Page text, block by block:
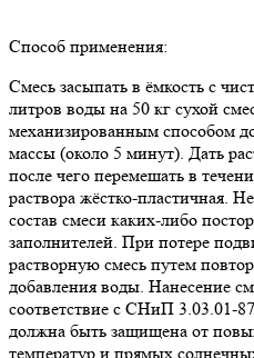
Способ применения:
Смесь засыпать в ёмкость с
литров воды на 50 кг сухой
механизированным способом
массы (около 5 минут). Дать
после чего перемешать в
раствора жёстко-пластичная.
состав смеси каких-либо
заполнителей. При потере
растворную смесь путем
добавления воды. Нанесение
соответствие с СНиП 3.03.01-
должна быть защищена от
температур и прямых